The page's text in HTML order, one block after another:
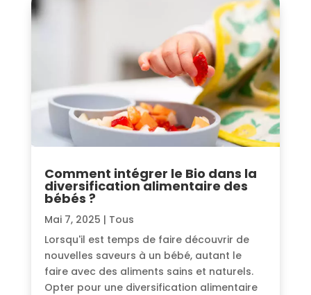
Comment intégrer le Bio dans la
diversification alimentaire des
bébés ?
Mai 7, 2025 | Tous
Lorsqu'il est temps de faire découvrir de
nouvelles saveurs à un bébé, autant le
faire avec des aliments sains et naturels.
Opter pour une diversification alimentaire